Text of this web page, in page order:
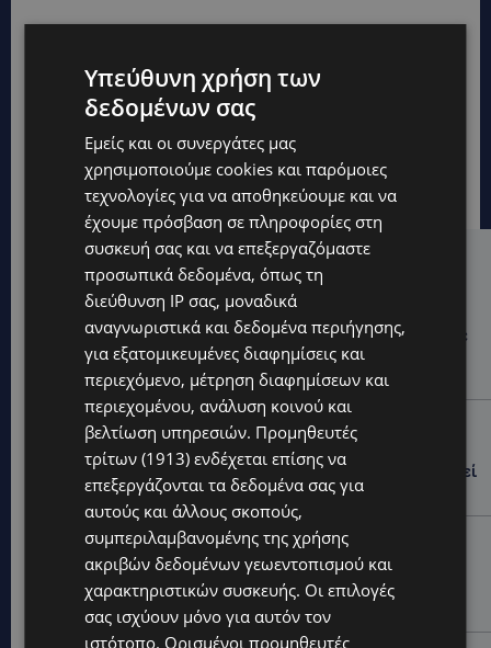
Hot this week
UPDATES
ΚΑΤΑΓΓΕΛΙΑ: Για άνδρα που φέρεται να παρενοχλούσε
γυναίκες στο Δασούδι – Σε εξέλιξη οι αστυνομικές
έρευνες
UPDATES
ΛΕΥΚΩΣΙΑ: Γιατί ένας 16χρονος φέρεται να έβαλε
φωτιά σε ιστορική μπυραρία – Η Αστυνομία αναζητεί
το κίνητρο
UPDATES
ΛΑΤΣΙΑ-ΓΕΡΙ: Στο επίκεντρο η δημιουργία δομών για
ασυνόδευτους ανήλικους – Αντιδρά ο Δήμος,
στηρίζει υπό προϋποθέσεις το Κίνημα Οικολόγων
Υπεύθυνη χρήση των
δεδομένων σας
Εμείς και οι συνεργάτες μας
χρησιμοποιούμε cookies και παρόμοιες
τεχνολογίες για να αποθηκεύουμε και να
έχουμε πρόσβαση σε πληροφορίες στη
συσκευή σας και να επεξεργαζόμαστε
προσωπικά δεδομένα, όπως τη
διεύθυνση IP σας, μοναδικά
αναγνωριστικά και δεδομένα περιήγησης,
για εξατομικευμένες διαφημίσεις και
περιεχόμενο, μέτρηση διαφημίσεων και
περιεχομένου, ανάλυση κοινού και
βελτίωση υπηρεσιών. Προμηθευτές
τρίτων (1913) ενδέχεται επίσης να
επεξεργάζονται τα δεδομένα σας για
αυτούς και άλλους σκοπούς,
συμπεριλαμβανομένης της χρήσης
ακριβών δεδομένων γεωεντοπισμού και
χαρακτηριστικών συσκευής. Οι επιλογές
σας ισχύουν μόνο για αυτόν τον
ιστότοπο. Ορισμένοι προμηθευτές